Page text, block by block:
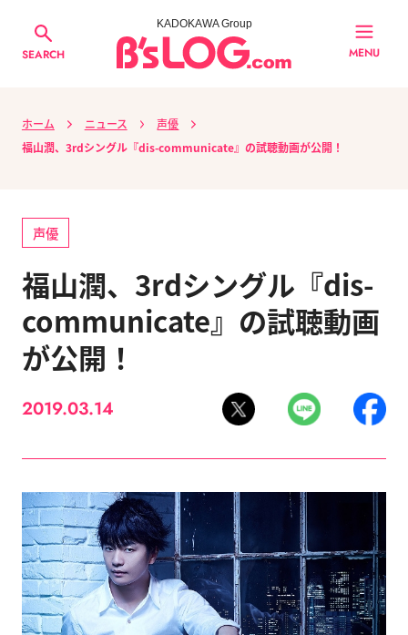
SEARCH
KADOKAWA Group
MENU
ホーム ニュース
声優
福山潤、3rdシングル『dis-communicate』の試聴動画が公開！
声優
福山潤、3rdシングル『dis-
communicate』の試聴動画
が公開！
2019.03.14